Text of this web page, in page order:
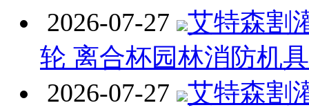
2026-07-27
艾特森割
轮 离合杯园林消防机
2026-07-27
艾特森割